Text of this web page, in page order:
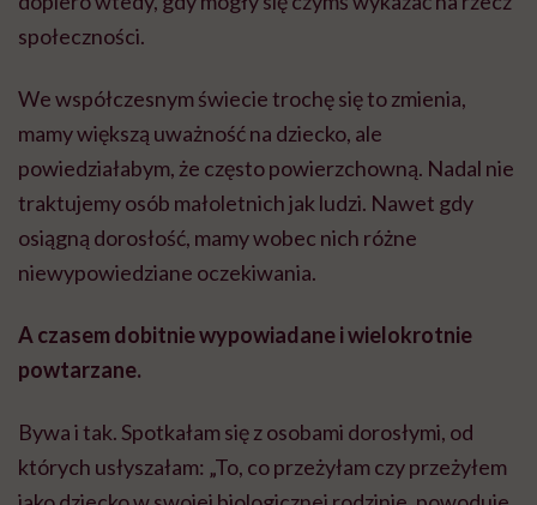
społeczności.
We współczesnym świecie trochę się to zmienia,
mamy większą uważność na dziecko, ale
powiedziałabym, że często powierzchowną. Nadal nie
traktujemy osób małoletnich jak ludzi. Nawet gdy
osiągną dorosłość, mamy wobec nich różne
niewypowiedziane oczekiwania.
A czasem dobitnie wypowiadane i wielokrotnie
powtarzane.
Bywa i tak. Spotkałam się z osobami dorosłymi, od
których usłyszałam: „To, co przeżyłam czy przeżyłem